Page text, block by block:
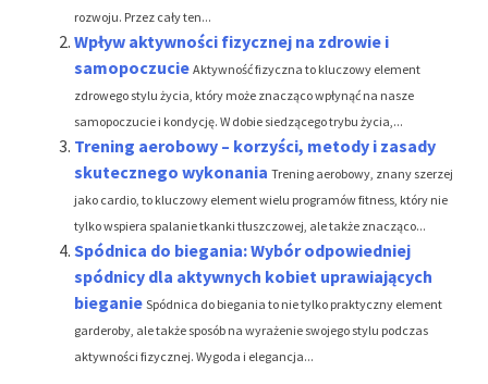
rozwoju. Przez cały ten...
Wpływ aktywności fizycznej na zdrowie i
samopoczucie Aktywność fizyczna to kluczowy element
zdrowego stylu życia, który może znacząco wpłynąć na nasze
samopoczucie i kondycję. W dobie siedzącego trybu życia,...
Trening aerobowy – korzyści, metody i zasady
skutecznego wykonania Trening aerobowy, znany szerzej
jako cardio, to kluczowy element wielu programów fitness, który nie
tylko wspiera spalanie tkanki tłuszczowej, ale także znacząco...
Spódnica do biegania: Wybór odpowiedniej
spódnicy dla aktywnych kobiet uprawiających
bieganie Spódnica do biegania to nie tylko praktyczny element
garderoby, ale także sposób na wyrażenie swojego stylu podczas
aktywności fizycznej. Wygoda i elegancja...